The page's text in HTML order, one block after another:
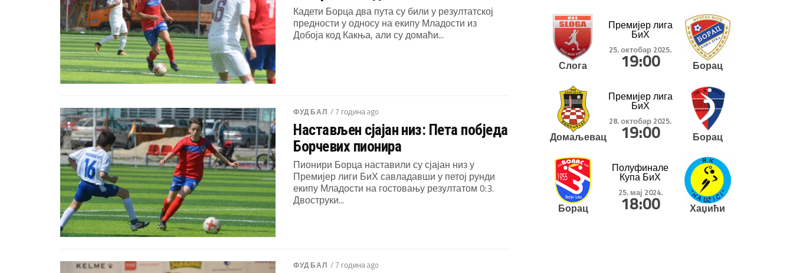
Кадети Борца два пута су били у резултатској
предности у односу на екипу Младости из
Добоја код Какња, али су домаћи...
ФУДБАЛ / 7 година ago
Настављен сјајан низ: Пета побједа
Борчевих пионира
Пионири Борца наставили су сјајан низ у
Премијер лиги БиХ савладавши у петој рунди
екипу Младости на гостовању резултатом 0:3.
Двоструки...
ФУДБАЛ / 7 година ago
Слога
Премијер лига
БиХ
25. октобар 2025.
19:00 Борац
Домаљевац
Премијер лига
БиХ
28. октобар 2025.
19:00 Борац
Борац
Полуфинале
Купа БиХ
25. мај 2024.
18:00 Хаџићи